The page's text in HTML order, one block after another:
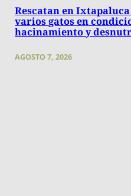
Rescatan en
varios gatos en
hacinamiento y
AGOSTO 7, 2026